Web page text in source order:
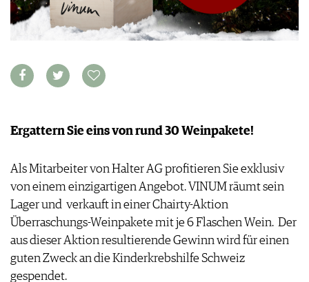
VORTEILSWELT
APPS
VIDEOS
NEWS
PORTRAITS
ARCHIV
GEWINNSPIELE
VORTEILSWELT
TRINKREIFETABELLE
ABO
WEINSUCHE
NEWSLETTER
Ergattern Sie eins von rund 30 Weinpakete!
Als Mitarbeiter von Halter AG profitieren Sie exklusiv
von einem einzigartigen Angebot. VINUM räumt sein
Lager und verkauft in einer Chairty-Aktion
Überraschungs-Weinpakete mit je 6 Flaschen Wein. Der
aus dieser Aktion resultierende Gewinn wird für einen
guten Zweck an die Kinderkrebshilfe Schweiz
gespendet.